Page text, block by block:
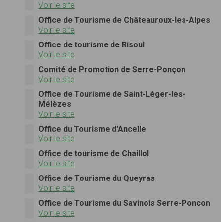
Voir le site
Office de Tourisme de Châteauroux-les-Alpes
Voir le site
Office de tourisme de Risoul
Voir le site
Comité de Promotion de Serre-Ponçon
Voir le site
Office de Tourisme de Saint-Léger-les-
Mélèzes
Voir le site
Office du Tourisme d'Ancelle
Voir le site
Office de tourisme de Chaillol
Voir le site
Office de Tourisme du Queyras
Voir le site
Office de Tourisme du Savinois Serre-Poncon
Voir le site